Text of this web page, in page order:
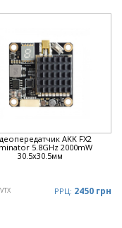
AKK FX2
5.8GHz 2000mW
30.5x30.5мм
РРЦ: 2450 грн